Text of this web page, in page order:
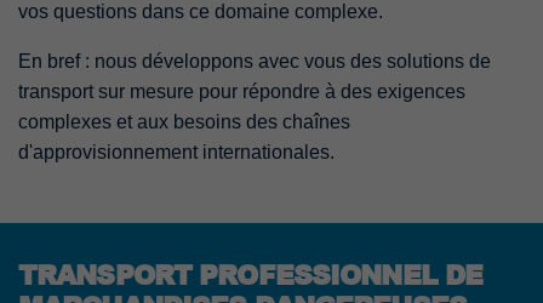
vos questions dans ce domaine complexe.
En bref : nous développons avec vous des solutions de
transport sur mesure pour répondre à des exigences
complexes et aux besoins des chaînes
d'approvisionnement internationales.
TRANSPORT PROFESSIONNEL DE